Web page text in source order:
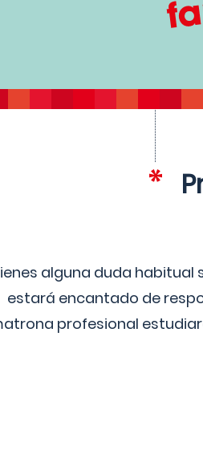
alguna duda
estará encantado de
profesional